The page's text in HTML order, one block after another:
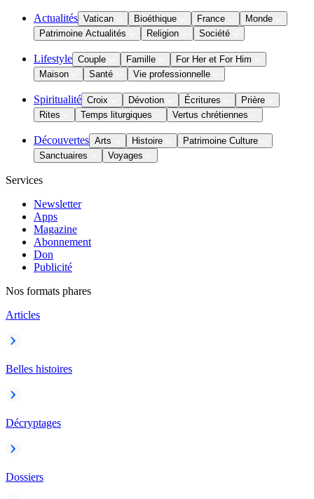
Actualités Vatican Bioéthique France
Monde
Patrimoine Actualités
Religion Société
Lifestyle Couple Famille
For Her et For Him
Maison
Santé Vie professionnelle
Spiritualité Croix Dévotion Écritures
Prière
Rites
Temps liturgiques Vertus chrétiennes
Découvertes Arts Histoire
Patrimoine Culture
Sanctuaires
Voyages
Services
Newsletter
Apps
Magazine
Abonnement
Don
Publicité
Nos formats phares
Articles
Belles histoires
Décryptages
Dossiers